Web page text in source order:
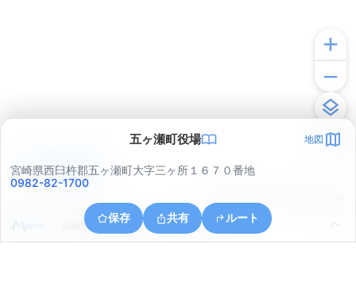
五ヶ瀬町役場 地図
宮崎県西臼杵郡五ヶ瀬町大字三ヶ所１６７０番地
0982-82-1700
保存 共有 ルート
宮崎県西臼杵郡五ヶ瀬町大字三ヶ所
アプリで見る